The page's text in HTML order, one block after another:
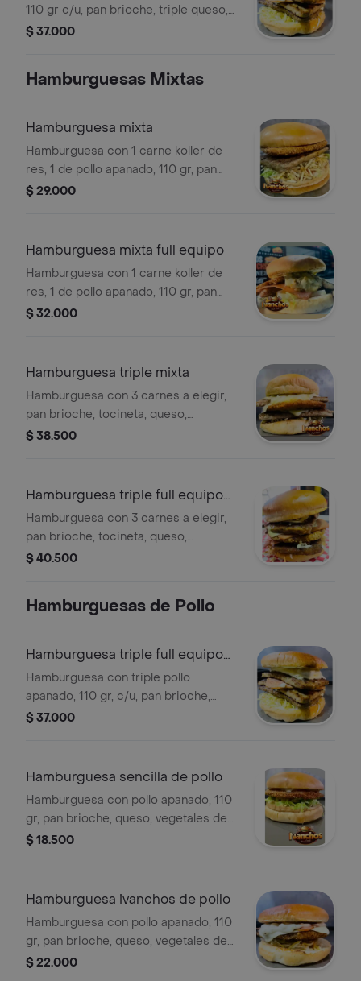
110 gr c/u, pan brioche, triple queso,
vegetales de temporada, salsa de
$ 37.000
Hamburguesas Mixtas
Hamburguesa mixta
Hamburguesa con 1 carne koller de
res, 1 de pollo apanado, 110 gr, pan
brioche, tocineta, queso, vegetales de
$ 29.000
Hamburguesa mixta full equipo
Hamburguesa con 1 carne koller de
res, 1 de pollo apanado, 110 gr, pan
brioche, tocineta, queso, vegetales de
$ 32.000
Hamburguesa triple mixta
Hamburguesa con 3 carnes a elegir,
pan brioche, tocineta, queso,
vegetales de temporada y salsa de la
$ 38.500
Hamburguesa triple full equipo
mixta
Hamburguesa con 3 carnes a elegir,
pan brioche, tocineta, queso,
vegetales de temporada, salsa de
$ 40.500
Hamburguesas de Pollo
Hamburguesa triple full equipo
de pollo
Hamburguesa con triple pollo
apanado, 110 gr, c/u, pan brioche,
triple queso, vegetales de temporada,
$ 37.000
Hamburguesa sencilla de pollo
Hamburguesa con pollo apanado, 110
gr, pan brioche, queso, vegetales de
temporada y salsas de la casa.
$ 18.500
Hamburguesa ivanchos de pollo
Hamburguesa con pollo apanado, 110
gr, pan brioche, queso, vegetales de
temporada, salsas de de champiñón y
$ 22.000